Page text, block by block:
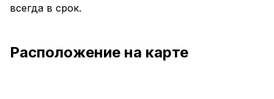
всегда в срок.
Расположение на карте